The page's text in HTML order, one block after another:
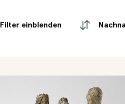
Filter einblenden